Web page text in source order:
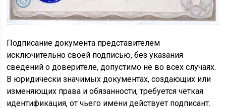
Подписание документа представителем
исключительно своей подписью, без указания
сведений о доверителе, допустимо не во всех случаях.
В юридически значимых документах, создающих или
изменяющих права и обязанности, требуется чёткая
идентификация, от чьего имени действует подписант.